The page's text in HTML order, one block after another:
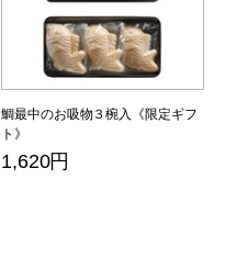
鯛最中のお吸物３椀入《限定ギフ
ト》
1,620円